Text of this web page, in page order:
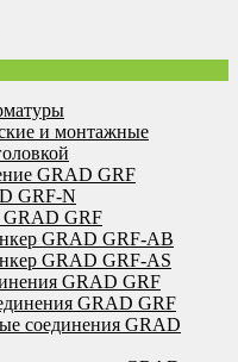
и монтажные
GRAD GRF
GRF-N
GRAD GRF
GRAD GRF-AB
GRAD GRF-AS
GRAD GRF
GRAD GRF
соединения GRAD